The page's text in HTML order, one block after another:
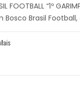
FOOTBALL “1º
Bosco Brasil